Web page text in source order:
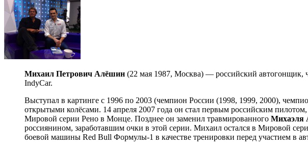
Михаил Петрович Алёшин (22 мая 1987, Москва) — российский автогонщик,
IndyCar.
Выступал в картинге с 1996 по 2003 (чемпион России (1998, 1999, 2000),
открытыми колёсами. 14 апреля 2007 года он стал первым российским
Мировой серии Рено в Монце. Позднее он заменил травмированного Михаэля
россиянином, заработавшим очки в этой серии. Михаил остался в Мировой
боевой машины Red Bull Формулы-1 в качестве тренировки перед участием в